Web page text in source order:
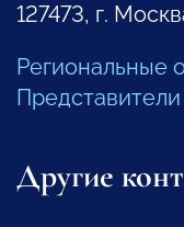
127473, г.
Региональные
Другие